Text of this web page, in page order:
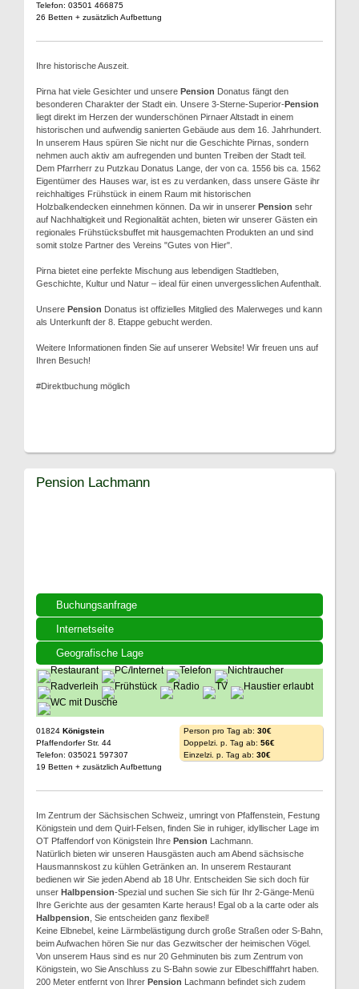
Telefon: 03501 466875
26 Betten + zusätzlich Aufbettung
Ihre historische Auszeit.
Pirna hat viele Gesichter und unsere Pension Donatus fängt den
besonderen Charakter der Stadt ein. Unsere 3-Sterne-Superior-Pension
liegt direkt im Herzen der wunderschönen Pirnaer Altstadt in einem
historischen und aufwendig sanierten Gebäude aus dem 16. Jahrhundert.
In unserem Haus spüren Sie nicht nur die Geschichte Pirnas, sondern
nehmen auch aktiv am aufregenden und bunten Treiben der Stadt teil.
Dem Pfarrherr zu Putzkau Donatus Lange, der von ca. 1556 bis ca. 1562
Eigentümer des Hauses war, ist es zu verdanken, dass unsere Gäste ihr
reichhaltiges Frühstück in einem Raum mit historischen
Holzbalkendecken einnehmen können. Da wir in unserer Pension sehr
auf Nachhaltigkeit und Regionalität achten, bieten wir unserer Gästen ein
regionales Frühstücksbuffet mit hausgemachten Produkten an und sind
somit stolze Partner des Vereins "Gutes von Hier".
Pirna bietet eine perfekte Mischung aus lebendigen Stadtleben,
Geschichte, Kultur und Natur – ideal für einen unvergesslichen Aufenthalt.
Unsere Pension Donatus ist offizielles Mitglied des Malerweges und kann
als Unterkunft der 8. Etappe gebucht werden.
Weitere Informationen finden Sie auf unserer Website! Wir freuen uns auf
Ihren Besuch!
#Direktbuchung möglich
Buchungsanfrage
Internetseite
Geografische Lage
Pension Lachmann
01824 Königstein
Pfaffendorfer Str. 44
Telefon: 035021 597307
19 Betten + zusätzlich Aufbettung
Person pro Tag ab: 30€
Doppelzi. p. Tag ab: 56€
Einzelzi. p. Tag ab: 30€
Im Zentrum der Sächsischen Schweiz, umringt von Pfaffenstein, Festung
Königstein und dem Quirl-Felsen, finden Sie in ruhiger, idyllischer Lage im
OT Pfaffendorf von Königstein Ihre Pension Lachmann.
Natürlich bieten wir unseren Hausgästen auch am Abend sächsische
Hausmannskost zu kühlen Getränken an. In unserem Restaurant
bedienen wir Sie jeden Abend ab 18 Uhr. Entscheiden Sie sich doch für
unser Halbpension-Spezial und suchen Sie sich für Ihr 2-Gänge-Menü
Ihre Gerichte aus der gesamten Karte heraus! Egal ob a la carte oder als
Halbpension , Sie entscheiden ganz flexibel!
Keine Elbnebel, keine Lärmbelästigung durch große Straßen oder S-Bahn,
beim Aufwachen hören Sie nur das Gezwitscher der heimischen Vögel.
Von unserem Haus sind es nur 20 Gehminuten bis zum Zentrum von
Königstein, wo Sie Anschluss zu S-Bahn sowie zur Elbeschifffahrt haben.
200 Meter entfernt von Ihrer Pension Lachmann befindet sich zudem